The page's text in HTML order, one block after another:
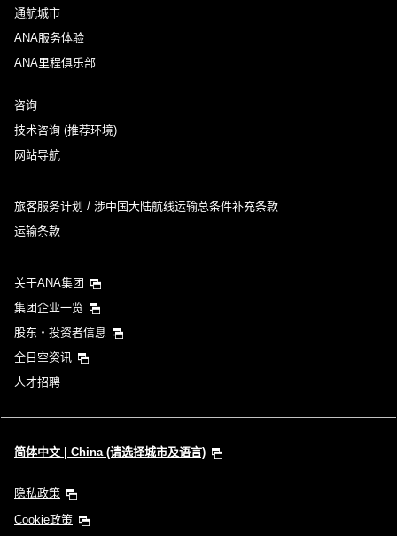
通航城市
ANA服务体验
ANA里程俱乐部
咨询
技术咨询 (推荐环境)
网站导航
旅客服务计划 / 涉中国大陆航线运输总条件补充条款
运输条款
关于ANA集团
集团企业一览
股东・投资者信息
全日空资讯
人才招聘
简体中文 | China (请选择城市及语言)
隐私政策
Cookie政策